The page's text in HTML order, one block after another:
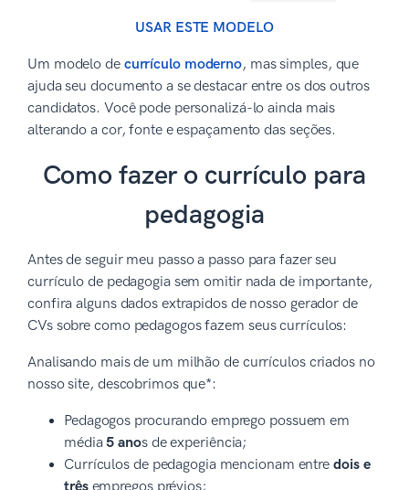
USAR ESTE MODELO
Um modelo de currículo moderno, mas simples, que
ajuda seu documento a se destacar entre os dos outros
candidatos. Você pode personalizá-lo ainda mais
alterando a cor, fonte e espaçamento das seções.
Como fazer o currículo para
pedagogia
Antes de seguir meu passo a passo para fazer seu
currículo de pedagogia sem omitir nada de importante,
confira alguns dados extrapidos de nosso gerador de
CVs sobre como pedagogos fazem seus currículos:
Analisando mais de um milhão de currículos criados no
nosso site, descobrimos que*:
Pedagogos procurando emprego possuem em
média5 anos de experiência;
Currículos de pedagogia mencionam entre dois e